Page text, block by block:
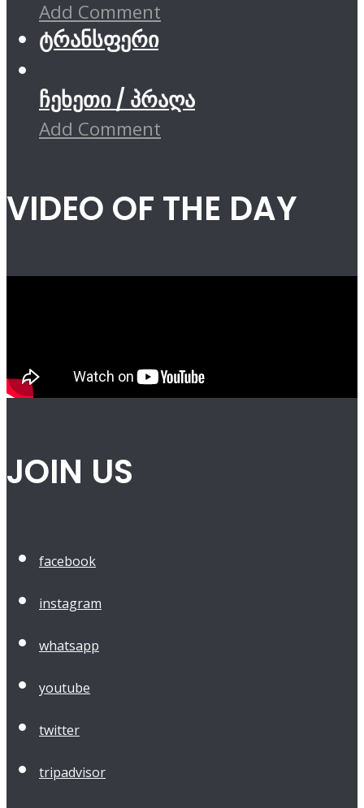
Add Comment
ტრანსფერი
ჩეხეთი / პრაღა
Add Comment
VIDEO OF THE DAY
JOIN US
facebook
instagram
whatsapp
youtube
twitter
tripadvisor